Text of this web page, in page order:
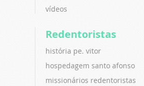
vídeos
Redentoristas
história pe. vitor
hospedagem santo afonso
missionários redentoristas